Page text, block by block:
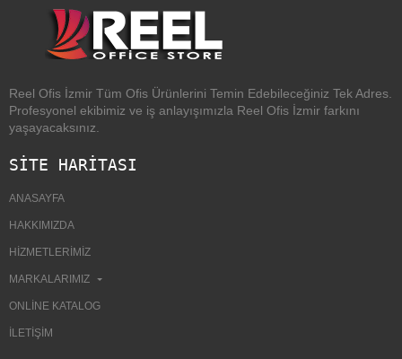
Reel Ofis İzmir Tüm Ofis Ürünlerini Temin Edebileceğiniz Tek Adres.
Profesyonel ekibimiz ve iş anlayışımızla Reel Ofis İzmir farkını
yaşayacaksınız.
SİTE HARİTASI
ANASAYFA
HAKKIMIZDA
HIZMETLERIMIZ
MARKALARIMIZ
ONLINE KATALOG
İLETIŞIM